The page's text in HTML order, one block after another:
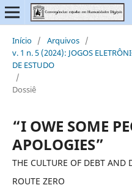
Início / Arquivos /
v. 1 n. 5 (2024): JOGOS
DE ESTUDO
/
Dossiê
“I OWE SOME
APOLOGIES”
THE CULTURE OF DEBT
ROUTE ZERO